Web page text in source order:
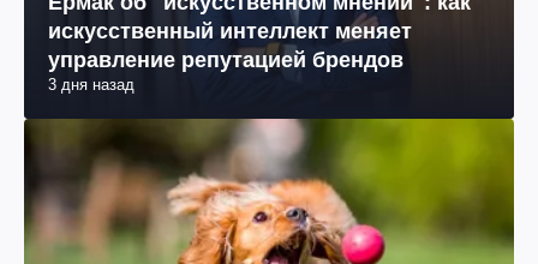
искусственный интеллект меняет
управление репутацией брендов
3 дня назад